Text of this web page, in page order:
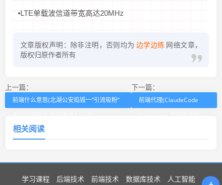
•LTE单载波信道带宽高达20MHz
文章版权声明：除非注明，否则均为 边学边练 网络文章，
版权归原作者所有
上一篇：
前端什么意思(北湖公安捣毁一“引流吸粉”
下一篇：
前端代理(ClaudeCode
相关阅读
学习课程 后端技术 前端技术 数据库技术 人工智能